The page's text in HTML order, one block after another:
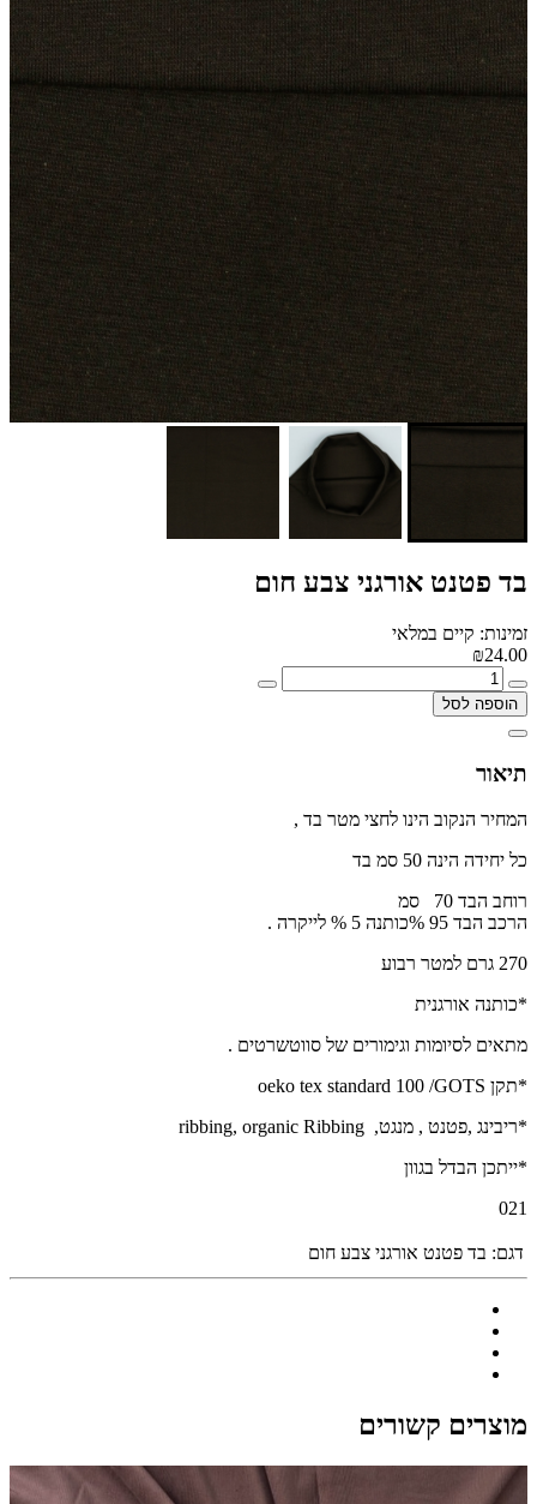
בד פטנט אורגני צבע חום
זמינות: קיים במלאי
₪24.00
הוספה לסל
תיאור
המחיר הנקוב הינו לחצי מטר בד ,
כל יחידה הינה 50 סמ בד
רוחב הבד 70 סמ
הרכב הבד 95 %כותנה 5 % לייקרה .
270 גרם למטר רבוע
*כותנה אורגנית
מתאים לסיומות וגימורים של סווטשרטים .
*תקן oeko tex standard 100 /GOTS
*ריבינג ,פטנט , מנגט, ribbing, organic Ribbing
*ייתכן הבדל בגוון
021
דגם: בד פטנט אורגני צבע חום
מוצרים קשורים